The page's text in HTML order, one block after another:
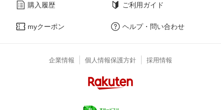
購入履歴
myクーポン
ご利用ガイド
ヘルプ・問い合わせ
企業情報 個人情報保護方針 採用情報